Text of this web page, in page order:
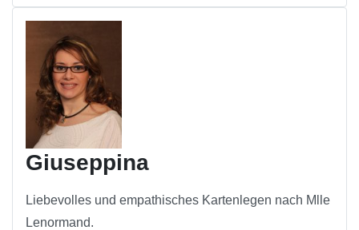
Giuseppina
Liebevolles und empathisches Kartenlegen nach Mlle
Lenormand.